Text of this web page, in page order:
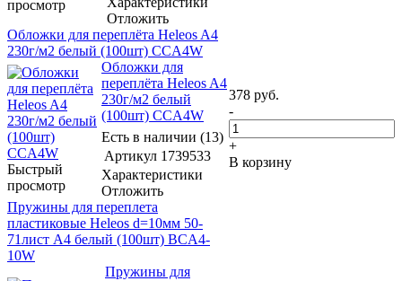
просмотр
Отложить
Обложки для переплёта Heleos A4
230г/м2 белый (100шт) CCA4W
Быстрый
просмотр
Обложки для
переплёта Heleos A4
230г/м2 белый
(100шт) CCA4W
Есть в наличии (13)
Артикул 1739533
Характеристики
Отложить
378 руб.
-
+
В корзину
Пружины для переплета
пластиковые Heleos d=10мм 50-
71лист A4 белый (100шт) BCA4-
10W
Пружины для